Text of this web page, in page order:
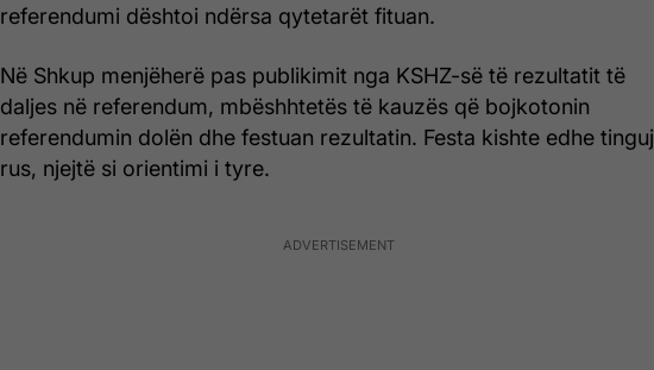
referendumi dështoi ndërsa qytetarët fituan.
Në Shkup menjëherë pas publikimit nga KSHZ-së të rezultatit të
daljes në referendum, mbëshhtetës të kauzës që bojkotonin
referendumin dolën dhe festuan rezultatin. Festa kishte edhe tinguj
rus, njejtë si orientimi i tyre.